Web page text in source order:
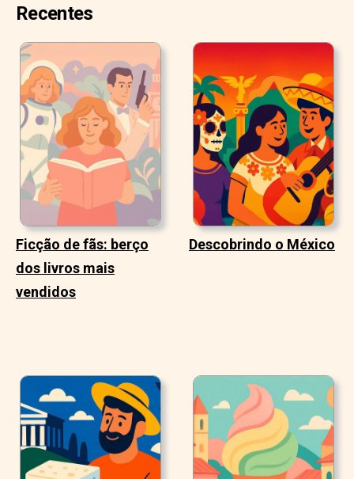
Recentes
Ficção de fãs: berço
dos livros mais
vendidos
Descobrindo o México